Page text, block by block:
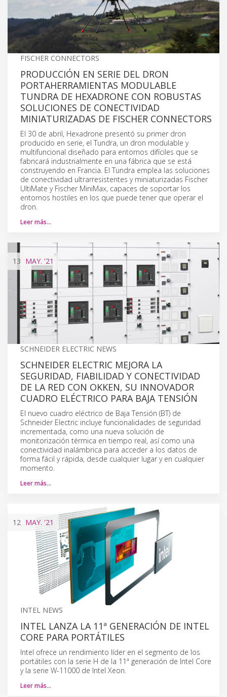
FISCHER CONNECTORS
PRODUCCIÓN EN SERIE DEL DRON
PORTAHERRAMIENTAS MODULABLE
TUNDRA DE HEXADRONE CON ROBUSTAS
SOLUCIONES DE CONECTIVIDAD
MINIATURIZADAS DE FISCHER CONNECTORS
El 30 de abril, Hexadrone presentó su primer dron
producido en serie, el Tundra, un dron modulable y
multifuncional diseñado para entornos difíciles que se
fabricará industrialmente en una fábrica que se está
construyendo en Francia. El Tundra emplea las soluciones
de conectividad ultrarresistentes y miniaturizadas Fischer
UltiMate y Fischer MiniMax, capaces de soportar los
entornos hostiles en los que puede tener que operar el
dron.
Leer más…
13 MAY. '21
SCHNEIDER ELECTRIC NEWS
SCHNEIDER ELECTRIC MEJORA LA
SEGURIDAD, FIABILIDAD Y CONECTIVIDAD
DE LA RED CON OKKEN, SU INNOVADOR
CUADRO ELÉCTRICO PARA BAJA TENSIÓN
El nuevo cuadro eléctrico de Baja Tensión (BT) de
Schneider Electric incluye funcionalidades de seguridad
incrementada, como una nueva solución de
monitorización térmica en tiempo real, así como una
conectividad inalámbrica para acceder a los datos de
forma fácil y rápida, desde cualquier lugar y en cualquier
momento.
Leer más…
12 MAY. '21
INTEL NEWS
INTEL LANZA LA 11ª GENERACIÓN DE INTEL
CORE PARA PORTÁTILES
Intel ofrece un rendimiento líder en el segmento de los
portátiles con la serie H de la 11ª generación de Intel Core
y la serie W-11000 de Intel Xeon.
Leer más…